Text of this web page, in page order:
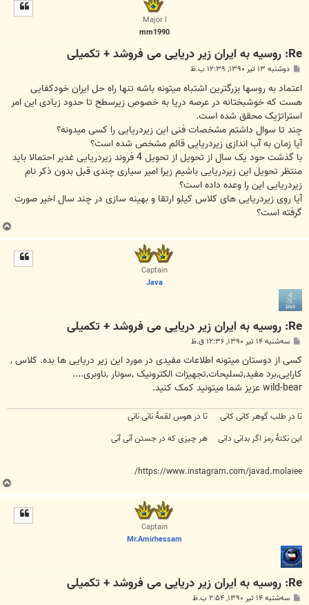
Major I
mm1990
Re: روسیه به ایران زیر دریایی می فروشد + تکمیلی
پ
ت
دوشنبه ۱۳ تیر ۱۳۹۰, ۱۲:۳۹ ب.ظ
اعتماد به روسها بزرگترین اشتباه میتونه باشه تنها راه حل ایران خودکفایی
هست که خوشبختانه در عرصه دریا به خصوص زیرسطح تا حدود زیادی این امر
استراتژیک محقق شده است.
چند تا سوال داشتم مشخصات فنی این زیردریایی را کسی میدونه؟
آیا زمان به آب اندازی زیردریایی قائم مشخص شده است؟
با گذشت حود یک سال از تحویل از تحویل 4 فروند زیردریایی غدیر احتمالا باید
منتظر تحویل این زیردریایی باشیم زیرا امیر سیاری چندی قبل بدون ذکر نام
زیردریایی این را وعده داده است؟
آیا روی زیردریایی های کلاس کیلو ارتقا و بهینه سازی در چند سال اخیر صورت
گرفته است؟
ب
ا
Captain
Java
Re: روسیه به ایران زیر دریایی می فروشد + تکمیلی
پ
ت
سه‌شنبه ۱۴ تیر ۱۳۹۰, ۱۲:۳۶ ق.ظ
کسی از دوستان میتونه اطلاعات مفیدی در مورد این زیر دریایی ها بده. کلاس ,
کارایی,برد مفید,تسلیحات,تجهیزات الکترونیک ,سونار ,ناوبری....
wild-bear عزیز شما میتونید کمک کنید.
تا در طلب گوهر کانی کانی تا در هوس لقمهٔ نانی نانی
این نکتهٔ رمز اگر بدانی دانی هر چیزی که در جستن آنی آنی
https://www.instagram.com/javad.molaiee/
ب
ا
Captain
Mr.Amirhessam
Re: روسیه به ایران زیر دریایی می فروشد + تکمیلی
پ سه‌شنبه ۱۴ تیر ۱۳۹۰, ۲:۵۴ ب.ظ